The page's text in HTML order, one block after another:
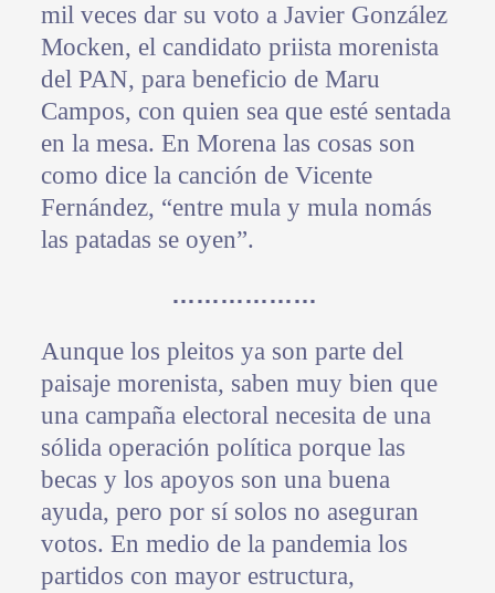
mil veces dar su voto a Javier González
Mocken, el candidato priista morenista
del PAN, para beneficio de Maru
Campos, con quien sea que esté sentada
en la mesa. En Morena las cosas son
como dice la canción de Vicente
Fernández, “entre mula y mula nomás
las patadas se oyen”.
………………
Aunque los pleitos ya son parte del
paisaje morenista, saben muy bien que
una campaña electoral necesita de una
sólida operación política porque las
becas y los apoyos son una buena
ayuda, pero por sí solos no aseguran
votos. En medio de la pandemia los
partidos con mayor estructura,